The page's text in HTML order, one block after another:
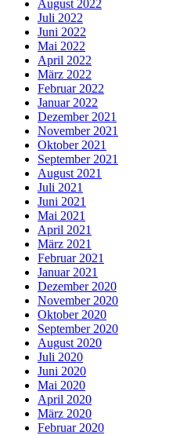
August 2022
Juli 2022
Juni 2022
Mai 2022
April 2022
März 2022
Februar 2022
Januar 2022
Dezember 2021
November 2021
Oktober 2021
September 2021
August 2021
Juli 2021
Juni 2021
Mai 2021
April 2021
März 2021
Februar 2021
Januar 2021
Dezember 2020
November 2020
Oktober 2020
September 2020
August 2020
Juli 2020
Juni 2020
Mai 2020
April 2020
März 2020
Februar 2020